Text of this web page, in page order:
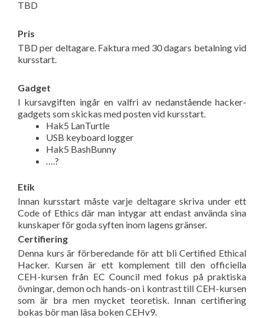
TBD
Pris
TBD per deltagare. Faktura med 30 dagars betalning vid
kursstart.
Gadget
I kursavgiften ingår en valfri av nedanstående hacker-
gadgets som skickas med posten vid kursstart.
Hak5 LanTurtle
USB keyboard logger
Hak5 BashBunny
….?
Etik
Innan kursstart måste varje deltagare skriva under ett
Code of Ethics där man intygar att endast använda sina
kunskaper för goda syften inom lagens gränser.
Certifiering
Denna kurs är förberedande för att bli Certified Ethical
Hacker. Kursen är ett komplement till den officiella
CEH-kursen från EC Council med fokus på praktiska
övningar, demon och hands-on i kontrast till CEH-kursen
som är bra men mycket teoretisk. Innan certifiering
bokas bör man läsa boken CEHv9.